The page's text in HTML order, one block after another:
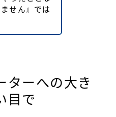
せん』では
ターへの大き
目で